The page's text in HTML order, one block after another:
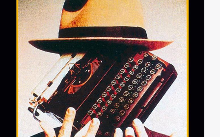
Whitaker, Golden Globe- und Oscar®-Gewinner 2007
als bester Hauptdarsteller für 'Der letzte König von
Schottland - In den Fängen der Macht'), wagt sich an
die gefährliche Aufgabe, Claires Vergangenheit zu
enträtseln und die Wahrheit ans Licht zu bringen.